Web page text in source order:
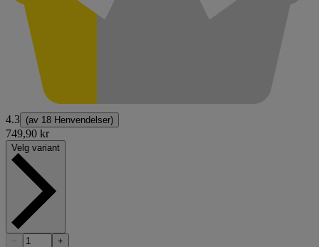
4.3 (av 18 Henvendelser)
749,90 kr
Velg variant
− +